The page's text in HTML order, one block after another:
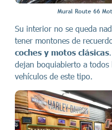
Mural Route 66
Su interior no se queda
tener montones de
coches y motos clásicas
dejan boquiabierto a todos
vehículos de este tipo.